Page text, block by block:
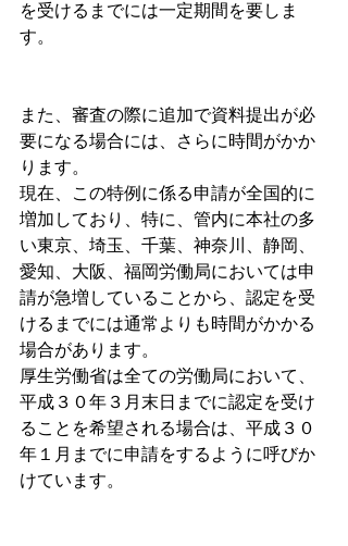
を受けるまでには一定期間を要しま
す。
また、審査の際に追加で資料提出が必
要になる場合には、さらに時間がかか
ります。
現在、この特例に係る申請が全国的に
増加しており、特に、管内に本社の多
い東京、埼玉、千葉、神奈川、静岡、
愛知、大阪、福岡労働局においては申
請が急増していることから、認定を受
けるまでには通常よりも時間がかかる
場合があります。
厚生労働省は全ての労働局において、
平成３０年３月末日までに認定を受け
ることを希望される場合は、平成３０
年１月までに申請をするように呼びか
けています。